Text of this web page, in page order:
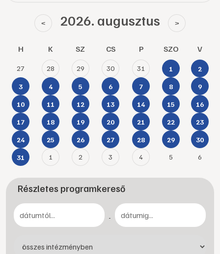
< 2026. augusztus >
H K SZ CS P SZO V
27 28 29 30 31 1 2
3 4 5 6 7 8 9
10 11 12 13 14 15 16
17 18 19 20 21 22 23
24 25 26 27 28 29 30
31 1 2 3 4 5 6
Részletes programkereső
-